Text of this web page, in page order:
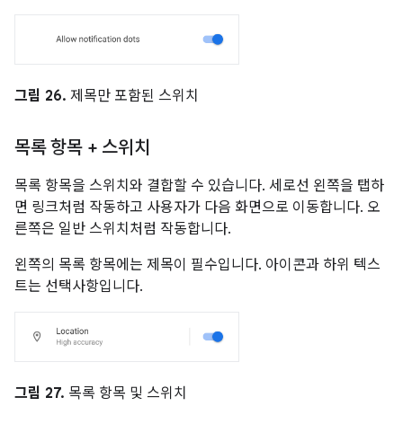
그림 26. 제목만 포함된 스위치
목록 항목 + 스위치
목록 항목을 스위치와 결합할 수 있습니다. 세로선 왼쪽을 탭하
면 링크처럼 작동하고 사용자가 다음 화면으로 이동합니다. 오
른쪽은 일반 스위치처럼 작동합니다.
왼쪽의 목록 항목에는 제목이 필수입니다. 아이콘과 하위 텍스
트는 선택사항입니다.
그림 27. 목록 항목 및 스위치